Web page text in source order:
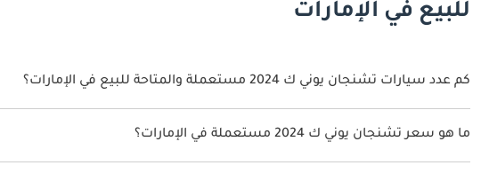
للبيع في الإمارات
كم عدد سيارات تشنجان يوني ك 2024 مستعملة والمتاحة للبيع في الإمارات؟
3 سيارة تشنجان يوني ك 2024 مستعملة متوفرة للبيع في الإمارات.
ما هو سعر تشنجان يوني ك 2024 مستعملة في الإمارات؟
يبدأ سعر سيارة تشنجان يوني ك 2024 مستعملة في الإمارات 71,000.